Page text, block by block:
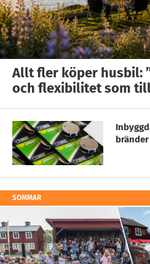
Allt fler köper husbil:
och flexibilitet som
SOMMAR